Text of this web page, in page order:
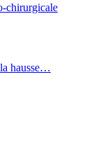
chirurgicale
hausse…